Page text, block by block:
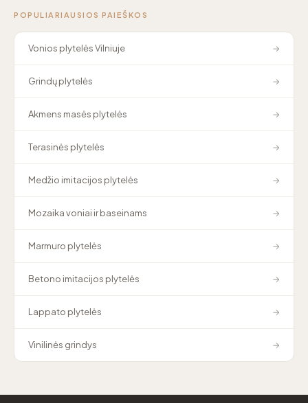
POPULIARIAUSIOS PAIEŠKOS
Vonios plytelės Vilniuje →
Grindų plytelės →
Akmens masės plytelės →
Terasinės plytelės →
Medžio imitacijos plytelės →
Mozaika voniai ir baseinams →
Marmuro plytelės →
Betono imitacijos plytelės →
Lappato plytelės →
Vinilinės grindys →